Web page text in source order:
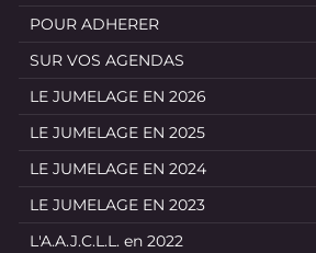
POUR ADHERER
SUR VOS AGENDAS
LE JUMELAGE EN 2026
LE JUMELAGE EN 2025
LE JUMELAGE EN 2024
LE JUMELAGE EN 2023
L'A.A.J.C.L.L. en 2022